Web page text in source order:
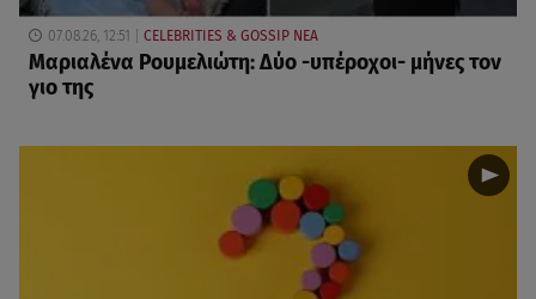
07.08.26, 12:51 CELEBRITIES & GOSSIP ΝΕΑ
Μαριαλένα Ρουμελιώτη: Δύο -υπέροχοι- μήνες τον
γιο της